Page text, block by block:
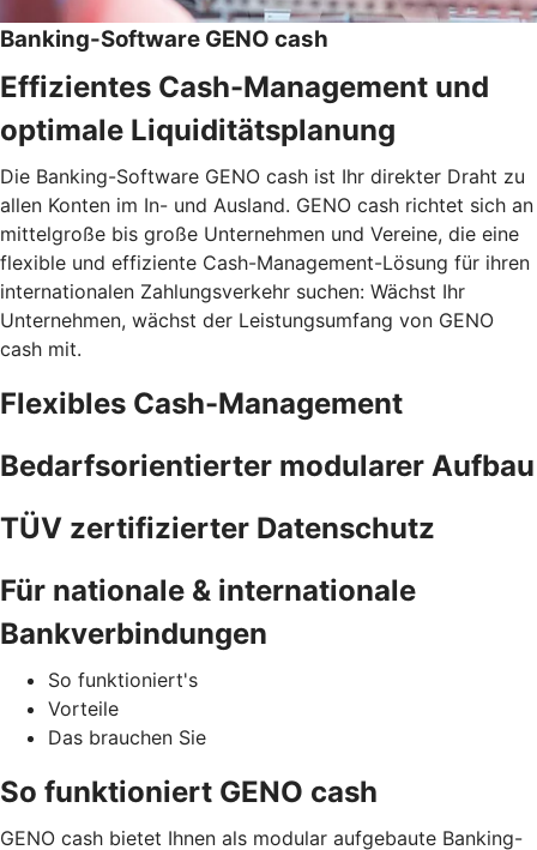
Banking-Software GENO cash
Effizientes Cash-Management und
optimale Liquiditätsplanung
Die Banking-Software GENO cash ist Ihr direkter Draht zu
allen Konten im In- und Ausland. GENO cash richtet sich an
mittelgroße bis große Unternehmen und Vereine, die eine
flexible und effiziente Cash-Management-Lösung für ihren
internationalen Zahlungsverkehr suchen: Wächst Ihr
Unternehmen, wächst der Leistungsumfang von GENO
cash mit.
Flexibles Cash-Management
Bedarfsorientierter modularer Aufbau
TÜV zertifizierter Datenschutz
Für nationale & internationale
Bankverbindungen
So funktioniert's
Vorteile
Das brauchen Sie
So funktioniert GENO cash
GENO cash bietet Ihnen als modular aufgebaute Banking-